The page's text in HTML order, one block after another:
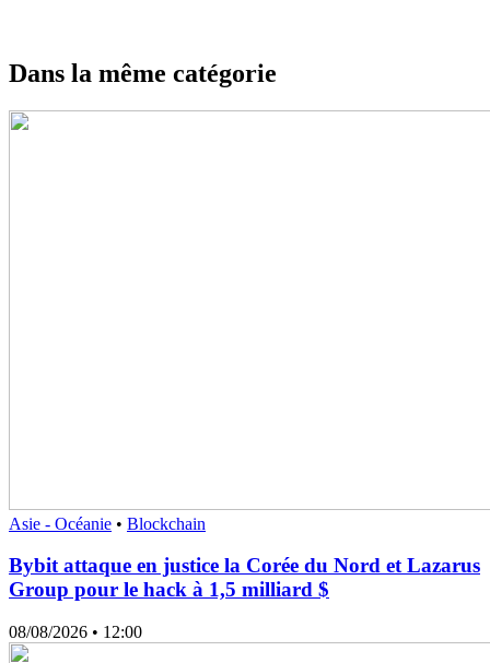
Dans la même catégorie
Asie - Océanie • Blockchain
Bybit attaque en justice la Corée du Nord et Lazarus
Group pour le hack à 1,5 milliard $
08/08/2026 • 12:00